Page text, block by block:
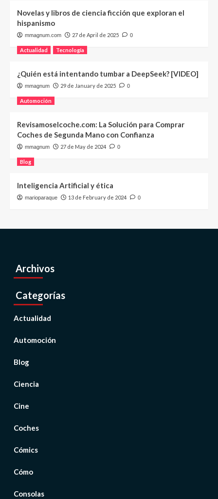
Novelas y libros de ciencia ficción que exploran el
hispanismo
mmagnum.com 27 de April de 2025 0
Actualidad Tecnología
¿Quién está intentando tumbar a DeepSeek? [VIDEO]
mmagnum 29 de January de 2025 0
Automoción
Revisamoselcoche.com: La Solución para Comprar
Coches de Segunda Mano con Confianza
mmagnum 27 de May de 2024 0
Blog
Inteligencia Artificial y ética
marioparaque 13 de February de 2024 0
Archivos
Categorías
Actualidad
Automoción
Blog
Ciencia
Cine
Coches
Cómics
Cómo
Consolas